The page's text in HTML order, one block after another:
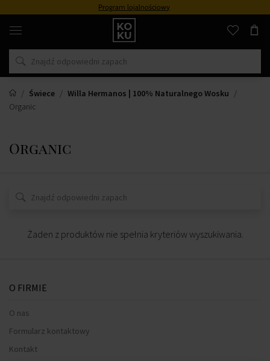
Program lojalnościowy
Oryginalne
perfumy
zegarki
w
miejscu
Świece
Willa Hermanos | 100% Naturalnego Wosku
Organic
Organic
Żaden z produktów nie spełnia kryteriów wyszukiwania.
O FIRMIE
O nas
Formularz kontaktowy
Kontakt